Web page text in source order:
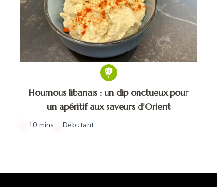
Houmous libanais : un dip onctueux pour
un apéritif aux saveurs d’Orient
10 mins Débutant